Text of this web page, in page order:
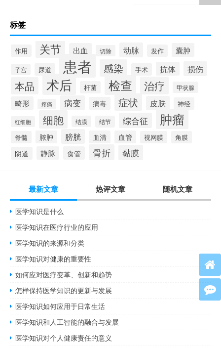
标签
作用 关节 出血 切除 动脉 发作 囊肿
子宫 尿道 患者 感染 手术 抗体 损伤
本品 术后 杆菌 检查 治疗 甲状腺
畸形 疼痛 病变 病毒 症状 皮肤 神经
红细胞 细胞 结膜 结节 综合征 肿瘤
脊髓 脓肿 膀胱 血清 血管 视网膜 角膜
阴道 静脉 食管 骨折 黏膜
最新文章 热评文章 随机文章
医学知识是什么
医学知识在医疗行业的应用
医学知识的来源和分类
医学知识对健康的重要性
如何应对医疗变革、创新和趋势
怎样保持医学知识的更新与发展
医学知识如何应用于日常生活
医学知识和人工智能的融合与发展
医学知识对个人健康责任的意义